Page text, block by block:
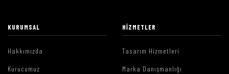
KURUMSAL
Hakkımızda
Kurucumuz
HIZMETLER
Tasarım Hizmetleri
Marka Danışmanlığı